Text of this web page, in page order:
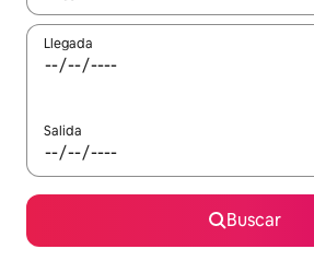
Llegada
Salida
Buscar